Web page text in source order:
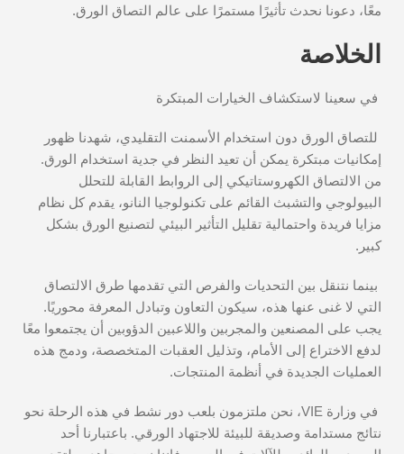
معًا، دعونا نحدث تأثيرًا مستمرًا على عالم التصاق الورق.
الخلاصة
في سعينا لاستكشاف الخيارات المبتكرة
للتصاق الورق دون استخدام الأسمنت التقليدي، شهدنا ظهور
إمكانيات مبتكرة يمكن أن تعيد النظر في جدية استخدام الورق.
من الالتصاق الكهروستاتيكي إلى الروابط القابلة للتحلل
البيولوجي والتشبث القائم على تكنولوجيا النانو، يقدم كل نظام
مزايا فريدة واحتمالية تقليل التأثير البيئي لتصنيع الورق بشكل
كبير.
بينما نتنقل بين التحديات والفرص التي تقدمها طرق الالتصاق
التي لا غنى عنها هذه، سيكون التعاون وتبادل المعرفة محوريًا.
يجب على المصنعين والمجربين واللاعبين الدؤوبين أن يجتمعوا معًا
لدفع الاختراع إلى الأمام، وتذليل العقبات المتخصصة، ودمج هذه
العمليات الجديدة في أنظمة المنتجات.
في وزارة VIE، نحن ملتزمون بلعب دور نشط في هذه الرحلة نحو
نتائج مستدامة وصديقة للبيئة للاجتهاد الورقي. باعتبارنا أحد